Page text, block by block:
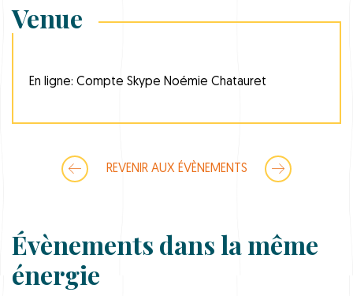
Venue
En ligne: Compte Skype Noémie Chatauret
REVENIR AUX ÉVÈNEMENTS
Évènements dans la même
énergie